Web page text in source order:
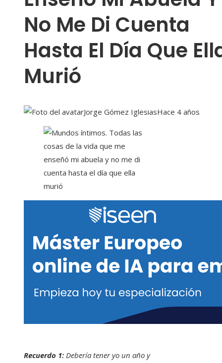
No Me Di Cuenta
Hasta El Día Que
Murió
Jorge Gómez IglesiasHace 4 años
Recuerdo 1: Debería tener yo un año y